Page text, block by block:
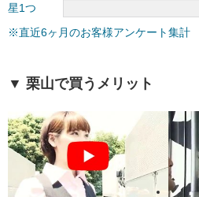
星1つ
※直近6ヶ月のお客様アンケート集計
▼ 栗山で買うメリット